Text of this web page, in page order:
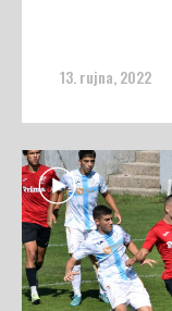
13. rujna, 2022